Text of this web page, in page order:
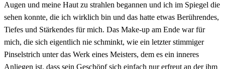
Augen und meine Haut zu strahlen begannen und ich im Spiegel die
sehen konnte, die ich wirklich bin und das hatte etwas Berührendes,
Tiefes und Stärkendes für mich. Das Make-up am Ende war für
mich, die sich eigentlich nie schminkt, wie ein letzter stimmiger
Pinselstrich unter das Werk eines Meisters, dem es ein inneres
Anliegen ist, dass sein Geschöpf sich einfach nur erfreut an der ihm